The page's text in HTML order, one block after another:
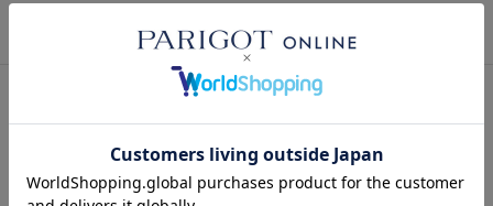
このアイテムを見た人はこの商品もチェックしています